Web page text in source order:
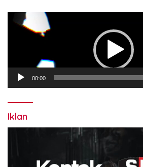
Pemutar
Video
00:00
Iklan